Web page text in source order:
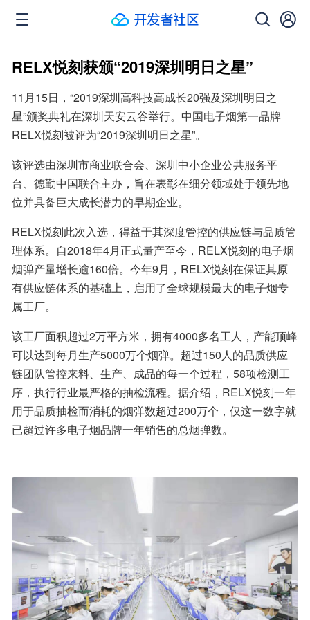
RELX悦刻获颁“2019深圳明日之星”
11月15日，“2019深圳高科技高成长20强及深圳明日之
星”颁奖典礼在深圳天安云谷举行。中国电子烟第一品牌
RELX悦刻被评为“2019深圳明日之星”。
该评选由深圳市商业联合会、深圳中小企业公共服务平
台、德勤中国联合主办，旨在表彰在细分领域处于领先地
位并具备巨大成长潜力的早期企业。
RELX悦刻此次入选，得益于其深度管控的供应链与品质管
理体系。自2018年4月正式量产至今，RELX悦刻的电子烟
烟弹产量增长逾160倍。今年9月，RELX悦刻在保证其原
有供应链体系的基础上，启用了全球规模最大的电子烟专
属工厂。
该工厂面积超过2万平方米，拥有4000多名工人，产能顶峰
可以达到每月生产5000万个烟弹。超过150人的品质供应
链团队管控来料、生产、成品的每一个过程，58项检测工
序，执行行业最严格的抽检流程。据介绍，RELX悦刻一年
用于品质抽检而消耗的烟弹数超过200万个，仅这一数字就
已超过许多电子烟品牌一年销售的总烟弹数。